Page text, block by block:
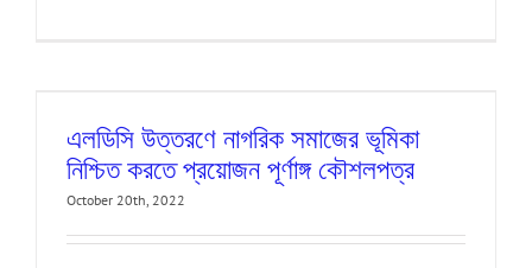
এলডিসি উত্তরণে নাগরিক সমাজের ভূমিকা
নিশ্চিত করতে প্রয়োজন পূর্ণাঙ্গ কৌশলপত্র
October 20th, 2022